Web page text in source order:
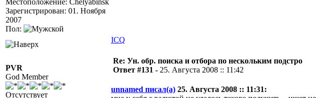
Местоположение: Chelyabinsk
Зарегистрирован: 01. Ноября
2007
Пол:
ICQ
PVR
God Member
Отсутствует
Re: Ун. обр. поиска и отбора по нескольким подстро
Ответ #131 - 25. Августа 2008 :: 11:42
unnamed писал(а) 25. Августа 2008 :: 11:31: